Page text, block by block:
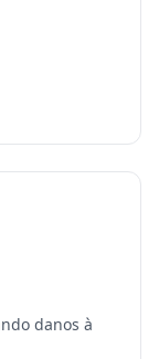
danos à